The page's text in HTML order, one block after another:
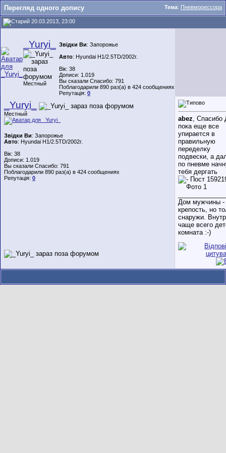
Тема: Пневморессора
Перегляд одного допису
20.03.2013, 23:00
_Yuryi_
Местный
Звідки Ви: Запорожье
Авто: Hyundai H1/2.5TD/2002г.
Вік: 38
Дописи: 1.019
Вы сказали Спасибо: 791
Поблагодарили 890 раз(а) в 424 сообщениях
Репутація: 0
_Yuryi_
Местный
Звідки Ви: Запорожье
Авто: Hyundai H1/2.5TD/2002г.
Вік: 38
Дописи: 1.019
Вы сказали Спасибо: 791
Поблагодарили 890 раз(а) в 424 сообщениях
Репутація: 0
abez, Спасибо
пока еще все
упирается в
правильную
переделку
подвески, а
по пневме
тебя дергать
Дом мужчины -
крепость, но
снаружи.
чаще всего
комната :-)